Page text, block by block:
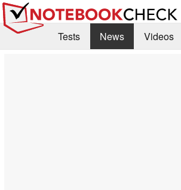
Tests News
Videos